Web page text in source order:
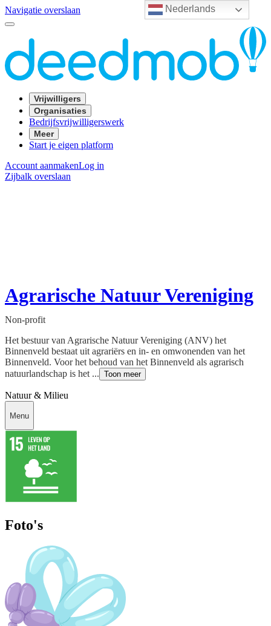
Nederlands
Navigatie overslaan
Vrijwilligers
Organisaties
Bedrijfsvrijwilligerswerk
Meer
Start je eigen platform
Account aanmakenLog in
Zijbalk overslaan
Agrarische Natuur Vereniging
Non-profit
Het bestuur van Agrarische Natuur Vereniging (ANV) het
Binnenveld bestaat uit agrariërs en in- en omwonenden van het
Binnenveld. Voor het behoud van het Binnenveld als agrarisch
natuurlandschap is het ... Toon meer
Natuur & Milieu
Menu
Foto's